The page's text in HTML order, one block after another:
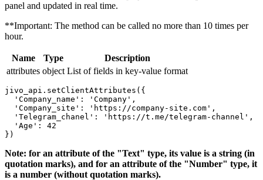
panel and updated in real time.
**Important: The method can be called no more than 10 times per
hour.
Name Type
Description
attributes object List of fields in key-value format
jivo_api.setClientAttributes({
  'Company_name': 'Company',
  'Company_site': 'https://company-site.com',
  'Telegram_chanel': 'https://t.me/telegram-channel',
  'Age': 42
Note: for an attribute of the "Text" type, its value is a string (in
quotation marks), and for an attribute of the "Number" type, it
is a number (without quotation marks).